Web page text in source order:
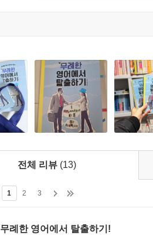
전체 리뷰 (13)
1 2 3
무례한 영어에서 탈출하기!